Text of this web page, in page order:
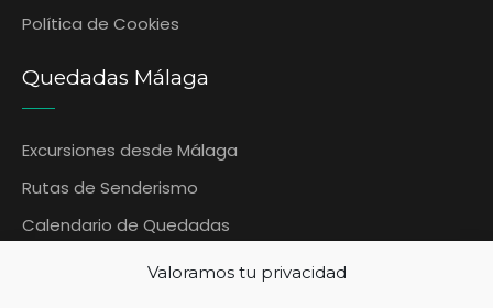
Valoramos tu privacidad
Política de Cookies
Quedadas Málaga
Excursiones desde Málaga
Rutas de Senderismo
Calendario de Quedadas
Blog Quedadas Malaga